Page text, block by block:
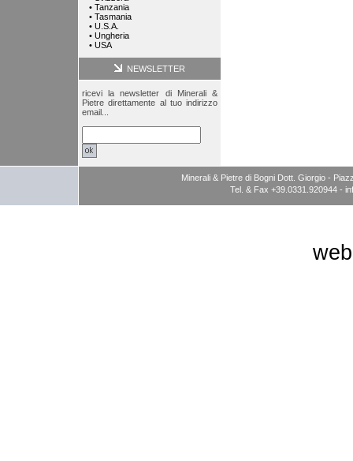
• Tanzania
• Tasmania
• U.S.A.
• Ungheria
• USA
NEWSLETTER
ricevi la newsletter di Minerali &
Pietre direttamente al tuo indirizzo
email...
Minerali & Pietre di Bogni Dott. Giorgio -
Tel. & Fax +39.0331.920944 -